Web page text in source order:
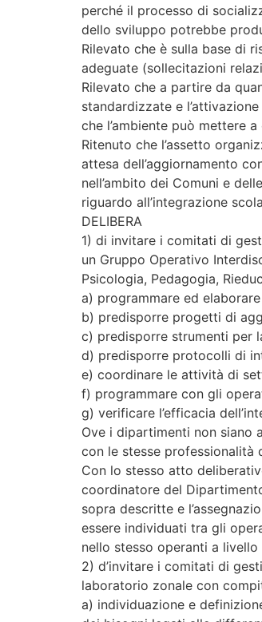
perché il processo di
dello sviluppo potrebbe
Rilevato che è sulla base di
adeguate (sollecitazioni
Rilevato che a partire da
standardizzate e
che l’ambiente può mettere
Ritenuto che l’assetto
attesa dell’aggiornamento
nell’ambito dei Comuni e
riguardo all’integrazione
DELIBERA
1) di invitare i comitati di
un Gruppo Operativo
Psicologia, Pedagogia,
a) programmare ed
b) predisporre progetti di
c) predisporre strumenti per
d) predisporre protocolli di
e) coordinare le attività di
f) programmare con gli
g) verificare l’efficacia
Ove i dipartimenti non siano
con le stesse professionalità
Con lo stesso atto
coordinatore del
sopra descritte e
essere individuati tra gli
nello stesso operanti a
2) d’invitare i comitati di
laboratorio zonale con
a) individuazione e